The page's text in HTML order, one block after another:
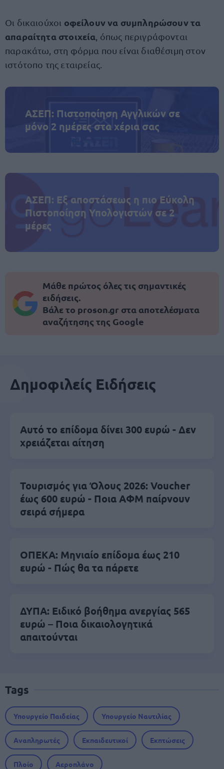
Οι δικαιούχοι οφείλουν να συμπληρώσουν τα
απαραίτητα στοιχεία , όπως περιγράφονται
παρακάτω, στη φόρμα που είναι διαθέσιμη στον
ιστότοπο της εταιρείας.
ΑΣΕΠ: Πιστοποίηση Αγγλικών σε
μόνο 2 ημέρες στα χέρια σας
ΑΣΕΠ: Εξ αποστάσεως η πιο Εύκολη
Πιστοποίηση Υπολογιστών σε 2
μέρες
Μάθε πρώτος όλες τις σημαντικές
ειδήσεις.
Βάλε το proson.gr στα αποτελέσματα
αναζήτησης της Google
Δημοφιλείς Ειδήσεις
Αυτό το επίδομα δίνει 300 ευρώ - Δεν
χρειάζεται αίτηση
Τουρισμός για Όλους 2026: Voucher
έως 600 ευρώ - Ποια ΑΦΜ παίρνουν
σειρά σήμερα
ΟΠΕΚΑ: Μηνιαίο επίδομα έως 210
ευρώ - Πώς θα τα πάρετε
ΔΥΠΑ: Ειδικό βοήθημα ανεργίας 565
ευρώ – Ποια δικαιολογητικά
απαιτούνται
Tags
Υπουργείο Παιδείας Υπουργείο Ναυτιλίας
Αναπληρωτές Εκπαιδευτικοί Εκπτώσεις
Πλοίο Αεροπλάνο